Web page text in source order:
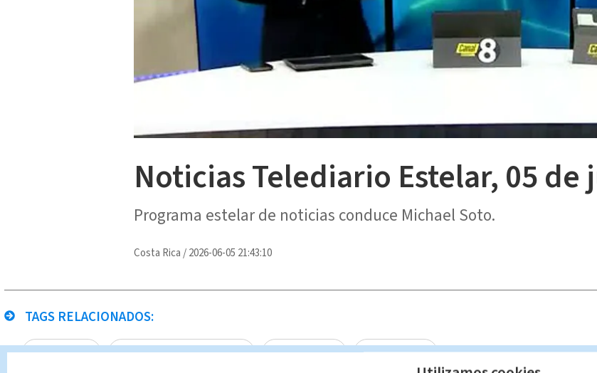
Noticias Telediario Estelar, 05 de
Programa estelar de noticias conduce Michael Soto.
Costa Rica /2026-06-05 21:43:10
TAGS RELACIONADOS:
Michael Soto Noticias Telediario Estelar Natalia García Ariana Solano